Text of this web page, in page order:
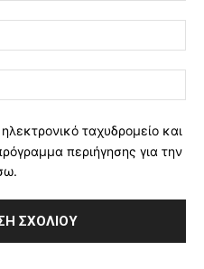
ταχυδρομείο και
περιήγησης για την